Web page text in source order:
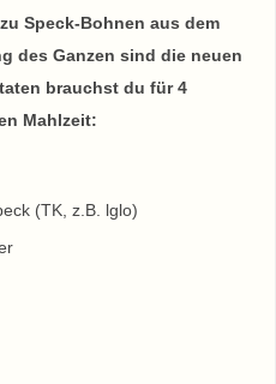
Speck-Bohnen aus dem
des Ganzen sind die neuen
brauchst du für 4
Mahlzeit:
(TK, z.B. lglo)